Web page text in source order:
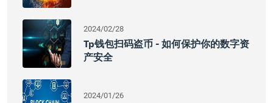
2024/02/28
Tp钱包扫码盗币 - 如何保护你的数字资
产安全
2024/01/26